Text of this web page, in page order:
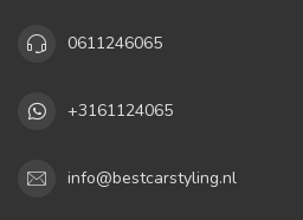
0611246065
+3161124065
info@bestcarstyling.nl